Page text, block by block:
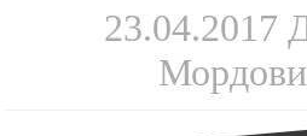
23.04.2017